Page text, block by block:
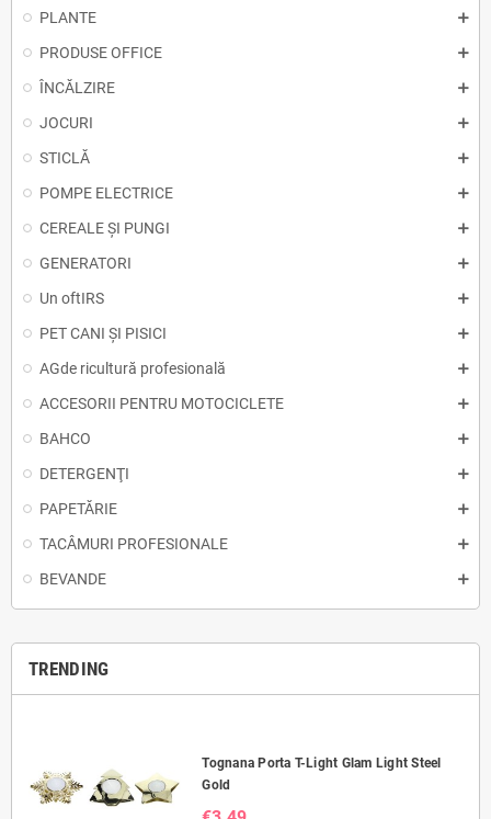
PLANTE
PRODUSE OFFICE
ÎNCĂLZIRE
JOCURI
STICLĂ
POMPE ELECTRICE
CEREALE ȘI PUNGI
GENERATORI
Un oftIRS
PET CANI ȘI PISICI
AGde ricultură profesională
ACCESORII PENTRU MOTOCICLETE
BAHCO
DETERGENŢI
PAPETĂRIE
TACÂMURI PROFESIONALE
BEVANDE
TRENDING
Tognana Porta T-Light Glam Light Steel
Gold